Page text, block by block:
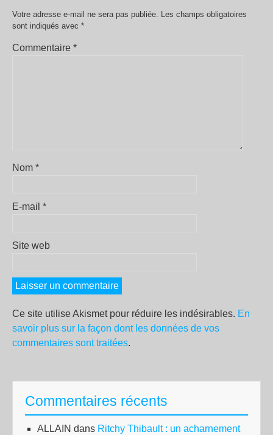
Votre adresse e-mail ne sera pas publiée. Les champs obligatoires
sont indiqués avec *
Commentaire *
Nom *
E-mail *
Site web
Ce site utilise Akismet pour réduire les indésirables. En
savoir plus sur la façon dont les données de vos
commentaires sont traitées.
Commentaires récents
ALLAIN dans Ritchy Thibault : un acharnement